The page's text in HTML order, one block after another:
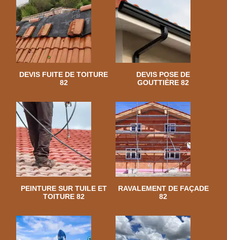
DEVIS FUITE DE TOITURE
82
DEVIS POSE DE
GOUTTIÈRE 82
PEINTURE SUR TUILE ET
TOITURE 82
RAVALEMENT DE FAÇADE
82